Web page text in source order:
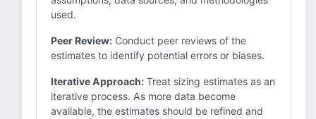
used.
Peer Review: Conduct peer reviews of the
estimates to identify potential errors or biases.
Iterative Approach: Treat sizing estimates as an
iterative process. As more data become
available, the estimates should be refined and